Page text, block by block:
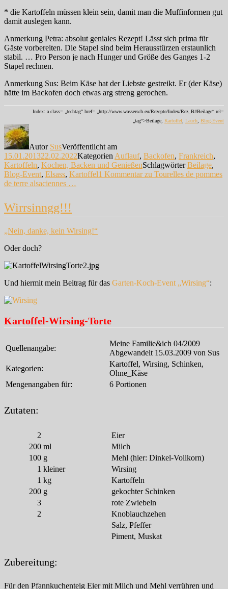
* die Kartoffeln müssen klein sein, damit man die Muffinformen gut
damit auslegen kann.
Anmerkung Petra: absolut geniales Rezept! Lässt sich prima für
Gäste vorbereiten. Die Stapel sind beim Herausstürzen erstaunlich
stabil. … Pro Person je nach Hunger und Größe des Ganges 1-2
Stapel rechnen.
Anmerkung Sus: Beim Käse hat der Liebste gestreikt. Er (der Käse)
hätte im Backofen doch etwas arg streng gerochen.
Index: a class= „techtag“ href= „http://www.wassersch.eu/Rezepte/Index/Rez_B#Beilage“ rel=
„tag“>Beilage, Kartoffel Lauch Blog-Event
Autor SusVeröffentlicht am
15.01.201322.02.2022Kategorien Auflauf, Backofen, Frankreich,
Kartoffeln, Kochen, Backen und GenießenSchlagwörterBeilage,
Blog-Event, Elsass, Kartoffel1 Kommentarzu Tourelles de pommes
de terre alsaciennes …
Wirrsinngg!!!
„Nein, danke, kein Wirsing!“
Oder doch?
Und hiermit mein Beitrag für das Garten-Koch-Event „Wirsing“:
Kartoffel-Wirsing-Torte
Quellenangabe:
Meine Familie&ich 04/2009
Abgewandelt 15.03.2009 von Sus
Kategorien:
Kartoffel, Wirsing, Schinken,
Ohne_Käse
Mengenangaben für:
6 Portionen
Zutaten:
2
Eier
200 ml
Milch
100 g
Mehl (hier: Dinkel-Vollkorn)
1 kleiner
Wirsing
1 kg
Kartoffeln
200 g
gekochter Schinken
3
rote Zwiebeln
2
Knoblauchzehen
Salz, Pfeffer
Piment, Muskat
Zubereitung:
Für den Pfannkuchenteig Eier mit Milch und Mehl verrühren und